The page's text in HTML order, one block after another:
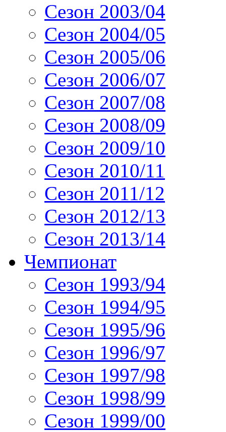
Сезон 2003/04
Сезон 2004/05
Сезон 2005/06
Сезон 2006/07
Сезон 2007/08
Сезон 2008/09
Сезон 2009/10
Сезон 2010/11
Сезон 2011/12
Сезон 2012/13
Сезон 2013/14
Чемпионат
Сезон 1993/94
Сезон 1994/95
Сезон 1995/96
Сезон 1996/97
Сезон 1997/98
Сезон 1998/99
Сезон 1999/00